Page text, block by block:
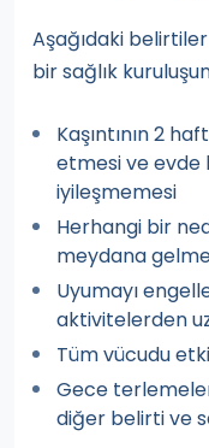
Aşağıdaki
bir sağlık
Kaşıntının 2
etmesi ve evde
iyileşmemesi
Herhangi bir
meydana
Uyumayı
aktivitelerden
Tüm vücudu
Gece
diğer belirti ve